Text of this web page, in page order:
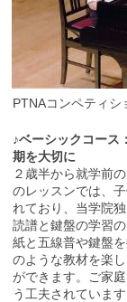
PTNAコンペティシ
♪ベーシックコース
期を大切に
２歳半から就学前
のレッスンでは、
れており、当学院
読譜と鍵盤の学習
紙と五線普や鍵盤
のような教材を楽
ができます。ご家
う工夫されています